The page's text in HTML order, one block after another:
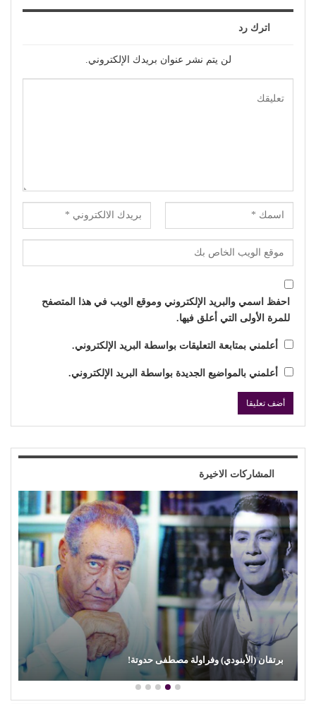
اترك رد
لن يتم نشر عنوان بريدك الإلكتروني.
احفظ اسمي والبريد الإلكتروني وموقع الويب في هذا المتصفح
للمرة الأولى التي أعلق فيها.
أعلمني بمتابعة التعليقات بواسطة البريد الإلكتروني.
أعلمني بالمواضيع الجديدة بواسطة البريد الإلكتروني.
المشاركات الاخيرة
برتقان (الأبنودي) وفراولة مصطفى حدوتة!